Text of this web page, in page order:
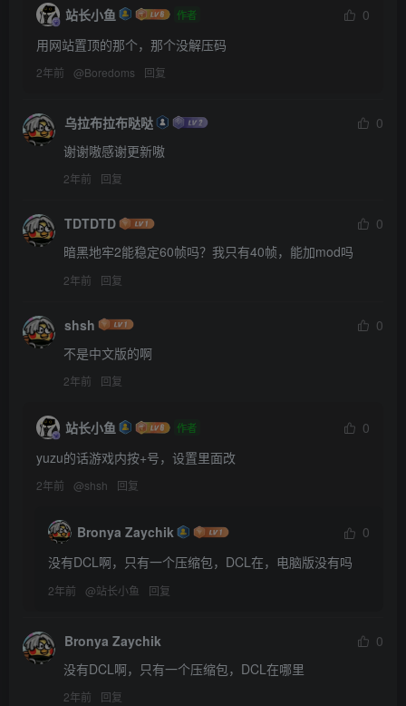
站长小鱼 作者
0
用网站置顶的那个，那个没解压码
2年前 @Boredoms 回复
乌拉布拉布哒哒
0
谢谢嗷感谢更新嗷
2年前 回复
TDTDTD
0
暗黑地牢2能稳定60帧吗？我只有40帧，能加mod吗
2年前 回复
shsh
0
不是中文版的啊
2年前 回复
站长小鱼 作者
0
yuzu的话游戏内按+号，设置里面改
2年前 @shsh 回复
Bronya Zaychik
0
没有DCL啊，只有一个压缩包，DCL在，电脑版没有吗
2年前 @站长小鱼 回复
Bronya Zaychik
0
没有DCL啊，只有一个压缩包，DCL在哪里
2年前 回复